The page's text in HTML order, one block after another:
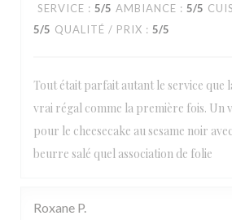
SERVICE : 5/5 AMBIANCE : 5/5
5/5 QUALITÉ / PRIX : 5/5
Tout était parfait autant le service que
vrai régal comme la première fois. Un
pour le cheesecake au sesame noir
beurre salé quel association de folie
Roxane P